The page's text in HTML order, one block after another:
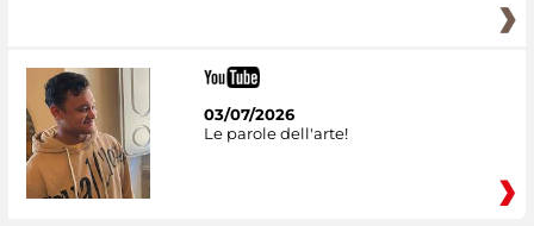
03/07/2026
Le parole dell'arte!